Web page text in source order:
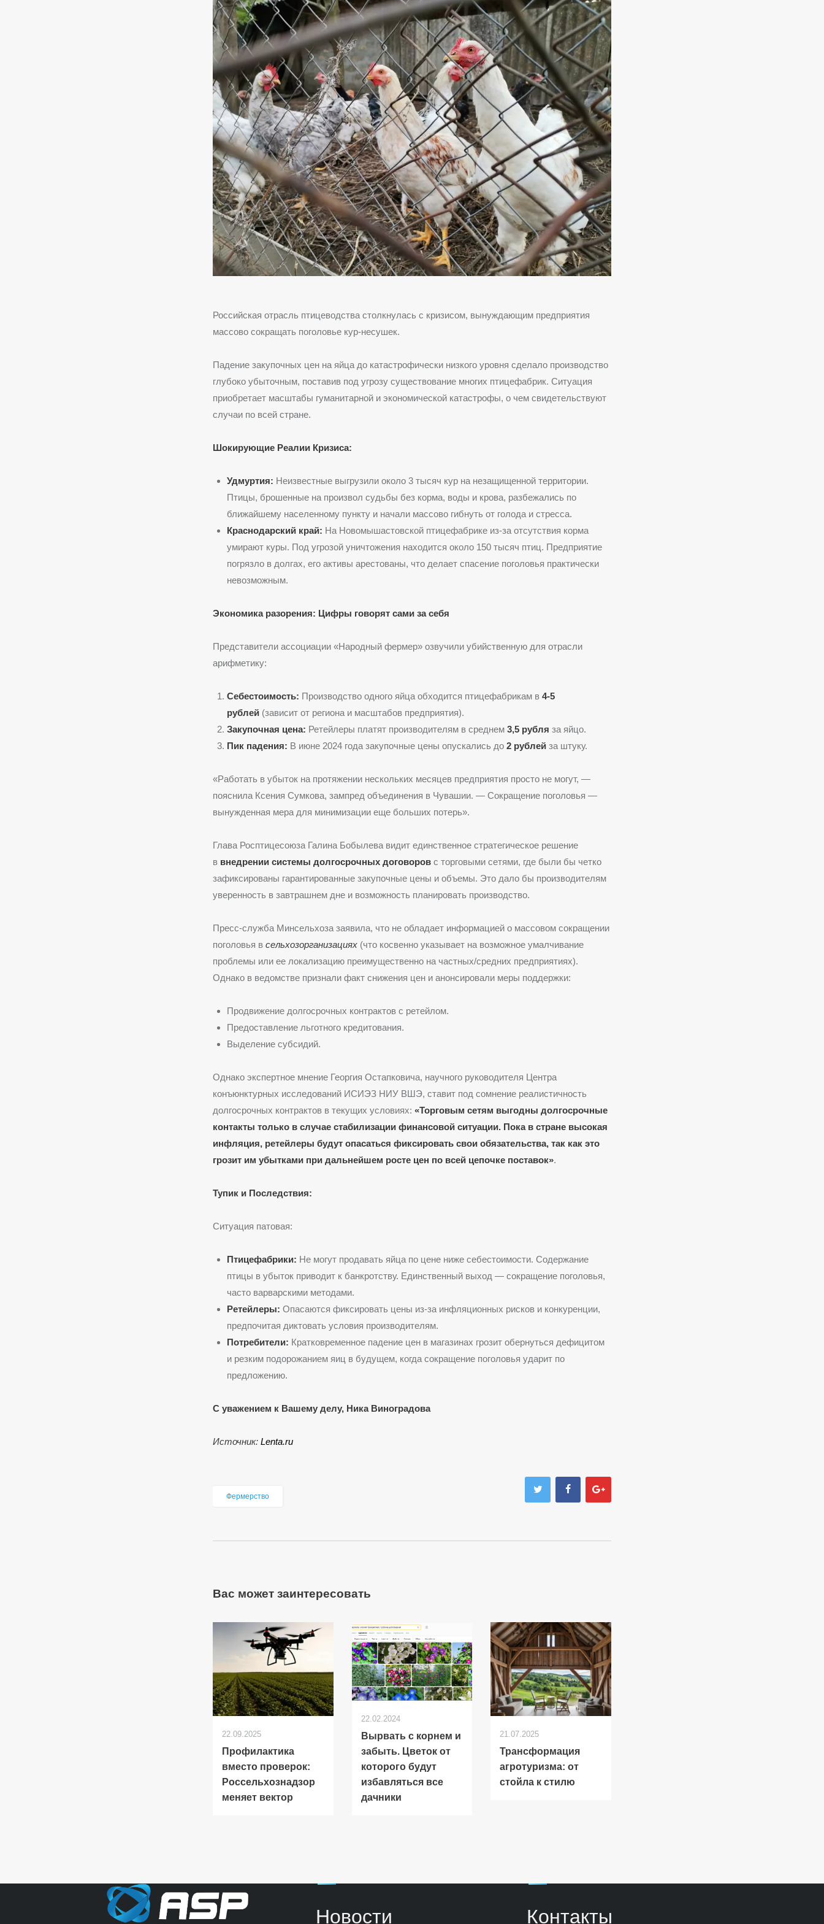
Российская отрасль птицеводства столкнулась с кризисом, вынуждающим предприятия
массово сокращать поголовье кур-несушек.
Падение закупочных цен на яйца до катастрофически низкого уровня сделало производство
глубоко убыточным, поставив под угрозу существование многих птицефабрик. Ситуация
приобретает масштабы гуманитарной и экономической катастрофы, о чем свидетельствуют
случаи по всей стране.
Шокирующие Реалии Кризиса:
Удмуртия: Неизвестные выгрузили около 3 тысяч кур на незащищенной территории.
Птицы, брошенные на произвол судьбы без корма, воды и крова, разбежались по
ближайшему населенному пункту и начали массово гибнуть от голода и стресса.
Краснодарский край: На Новомышастовской птицефабрике из-за отсутствия корма
умирают куры. Под угрозой уничтожения находится около 150 тысяч птиц. Предприятие
погрязло в долгах, его активы арестованы, что делает спасение поголовья практически
невозможным.
Экономика разорения: Цифры говорят сами за себя
Представители ассоциации «Народный фермер» озвучили убийственную для отрасли
арифметику:
Себестоимость: Производство одного яйца обходится птицефабрикам в 4-5
рублей(зависит от региона и масштабов предприятия).
Закупочная цена: Ретейлеры платят производителям в среднем 3,5 рубля за яйцо.
Пик падения: В июне 2024 года закупочные цены опускались до 2 рублейза штуку.
«Работать в убыток на протяжении нескольких месяцев предприятия просто не могут, —
пояснила Ксения Сумкова, зампред объединения в Чувашии. — Сокращение поголовья —
вынужденная мера для минимизации еще больших потерь».
Глава Росптицесоюза Галина Бобылева видит единственное стратегическое решение
в внедрении системы долгосрочных договоров с торговыми сетями, где были бы четко
зафиксированы гарантированные закупочные цены и объемы. Это дало бы производителям
уверенность в завтрашнем дне и возможность планировать производство.
Пресс-служба Минсельхоза заявила, что не обладает информацией о массовом сокращении
поголовья в сельхозорганизациях (что косвенно указывает на возможное умалчивание
проблемы или ее локализацию преимущественно на частных/средних предприятиях).
Однако в ведомстве признали факт снижения цен и анонсировали меры поддержки:
Продвижение долгосрочных контрактов с ретейлом.
Предоставление льготного кредитования.
Выделение субсидий.
Однако экспертное мнение Георгия Остапковича, научного руководителя Центра
конъюнктурных исследований ИСИЭЗ НИУ ВШЭ, ставит под сомнение реалистичность
долгосрочных контрактов в текущих условиях: «Торговым сетям выгодны долгосрочные
контакты только в случае стабилизации финансовой ситуации. Пока в стране высокая
инфляция, ретейлеры будут опасаться фиксировать свои обязательства, так как это
грозит им убытками при дальнейшем росте цен по всей цепочке поставок».
Тупик и Последствия:
Ситуация патовая:
Птицефабрики: Не могут продавать яйца по цене ниже себестоимости. Содержание
птицы в убыток приводит к банкротству. Единственный выход — сокращение поголовья,
часто варварскими методами.
Ретейлеры: Опасаются фиксировать цены из-за инфляционных рисков и конкуренции,
предпочитая диктовать условия производителям.
Потребители: Кратковременное падение цен в магазинах грозит обернуться дефицитом
и резким подорожанием яиц в будущем, когда сокращение поголовья ударит по
предложению.
С уважением к Вашему делу, Ника Виноградова
Источник: Lenta.ru
Фермерство
Вас может заинтересовать
22.09.2025
Профилактика
вместо проверок:
Россельхознадзор
меняет вектор
22.02.2024
Вырвать с корнем и
забыть. Цветок от
которого будут
избавляться все
дачники
21.07.2025
Трансформация
агротуризма: от
стойла к стилю
Новости Контакты